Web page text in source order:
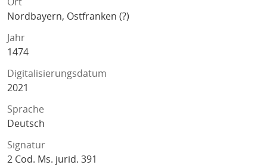
Nordbayern, Ostfranken (?)
Jahr
1474
Digitalisierungsdatum
2021
Sprache
Deutsch
Signatur
2 Cod. Ms. jurid. 391